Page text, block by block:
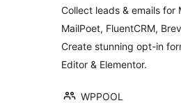
Collect leads & emails for
MailPoet, FluentCRM,
Create stunning opt-in
Editor & Elementor.
WPPOOL